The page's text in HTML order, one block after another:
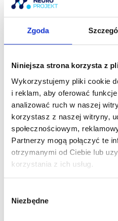
Zgoda
Niniejsza strona korzysta z
Wykorzystujemy pliki cookie
i reklam, aby oferować
analizować ruch w naszej
korzystasz z naszej witryny,
społecznościowym,
Partnerzy mogą połączyć te
otrzymanymi od Ciebie lub
korzystania z ich usług.
Niezbędne
pacjent i jego tkanki
doświadczenia, nie ze
wcześniej filozof mawiał
Czy jesteśmy na tyle
nich tylko tą jedną rzecz,
Poznałem takie osoby. Mój
warto przeczytać jakąś
zdania’’. Cóż, podpisuję się
droga na skróty, to to nie
którzy z rozwiązywania
sztukę.
Medycyny przywiodły